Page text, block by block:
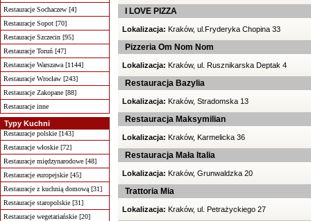
Restauracje Sochaczew [4]
Restauracje Sopot [70]
Restauracje Szczecin [95]
Restauracje Toruń [47]
Restauracje Warszawa [1144]
Restauracje Wrocław [243]
Restauracje Zakopane [88]
Restauracje inne
Typy Kuchni
Restauracje polskie [143]
Restauracje włoskie [72]
Restauracje międzynarodowe [48]
Restauracje europejskie [45]
Restauracje z kuchnią domową [31]
Restauracje staropolskie [31]
Restauracje wegetariańskie [20]
I LOVE PIZZA
Lokalizacja: Kraków, ul.Fryderyka Chopina 33
Pizzeria Om Nom Nom
Lokalizacja: Kraków, ul. Rusznikarska Deptak 4
Restauracja Bazylia
Lokalizacja: Kraków, Stradomska 13
Restauracja Maksymilian
Lokalizacja: Kraków, Karmelicka 36
Restauracja Mała Italia
Lokalizacja: Kraków, Grunwaldzka 20
Trattoria Mia
Lokalizacja: Kraków, ul. Petrażyckiego 27